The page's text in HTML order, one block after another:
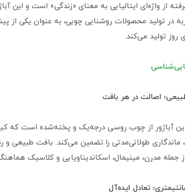
از واژه‌ای ایتالیایی به معنای «زندگی» است و
در تولید محصولات روشنایی چوبی، به عنوان یکی از
روز تولید می‌کند.
اصالت در هر بافت
آباژور از چوب روسی درجه‌یک و پخته‌شده است که
ماندگاری طولانی‌مدتی را تضمین می‌کند. بافت
جمله مدرن، مینیمال، اسکاندیناویایی و کلاسیک